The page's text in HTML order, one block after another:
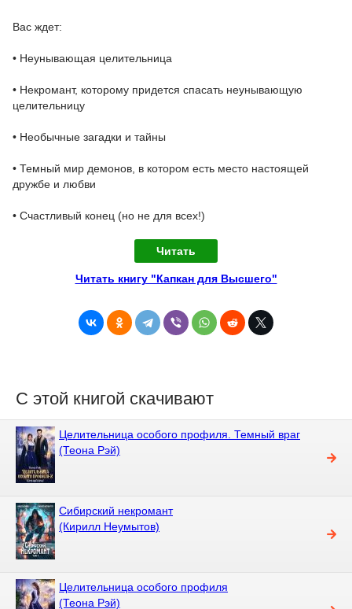
Вас ждет:
• Неунывающая целительница
• Некромант, которому придется спасать неунывающую
целительницу
• Необычные загадки и тайны
• Темный мир демонов, в котором есть место настоящей
дружбе и любви
• Счастливый конец (но не для всех!)
Читать
Читать книгу "Капкан для Высшего"
С этой книгой скачивают
Целительница особого профиля. Темный враг
(Теона Рэй)
Сибирский некромант
(Кирилл Неумытов)
Целительница особого профиля
(Теона Рэй)